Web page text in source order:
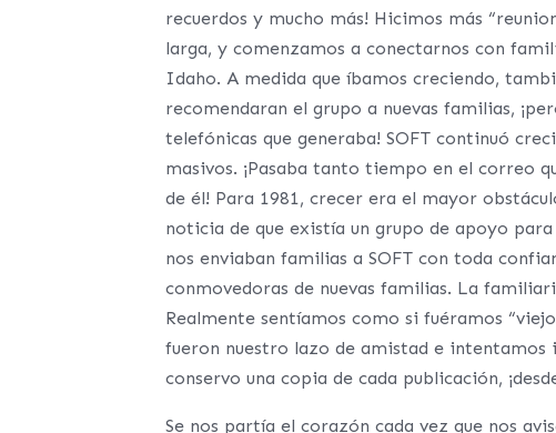
recuerdos y mucho más! Hicimos más
larga, y comenzamos a conectarnos con
Idaho. A medida que íbamos creciendo,
recomendaran el grupo a nuevas familias,
telefónicas que generaba! SOFT continuó
masivos. ¡Pasaba tanto tiempo en el correo
de él! Para 1981, crecer era el mayor
noticia de que existía un grupo de apoyo
nos enviaban familias a SOFT con toda
conmovedoras de nuevas familias. La
Realmente sentíamos como si fuéramos
fueron nuestro lazo de amistad e intentamos
conservo una copia de cada publicación,
Se nos partía el corazón cada vez que nos